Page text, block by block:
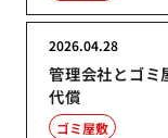
管理会社とゴミ
代償
2026.04.28
ゴミ屋敷